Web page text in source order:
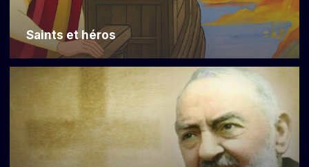
Saints et héros